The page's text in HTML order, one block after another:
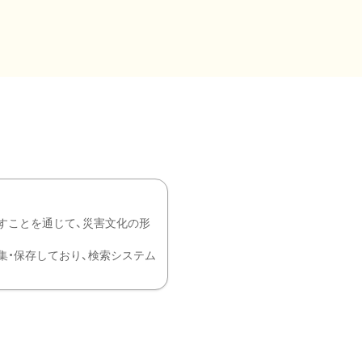
ことを通じて、災害文化の形
保存しており、検索システム